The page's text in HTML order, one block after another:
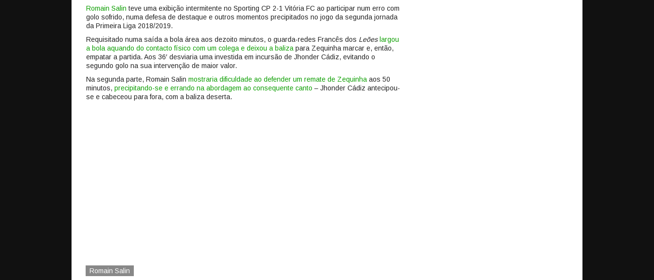
Romain Salin teve uma exibição intermitente no Sporting CP 2-1 Vitória FC ao participar num erro com
golo sofrido, numa defesa de destaque e outros momentos precipitados no jogo da segunda jornada
da Primeira Liga 2018/2019.
Requisitado numa saída a bola área aos dezoito minutos, o guarda-redes Francês dos Leões largou
a bola aquando do contacto físico com um colega e deixou a baliza para Zequinha marcar e, então,
empatar a partida. Aos 36′ desviaria uma investida em incursão de Jhonder Cádiz, evitando o
segundo golo na sua intervenção de maior valor.
Na segunda parte, Romain Salin mostraria dificuldade ao defender um remate de Zequinha aos 50
minutos, precipitando-se e errando na abordagem ao consequente canto – Jhonder Cádiz antecipou-
se e cabeceou para fora, com a baliza deserta.
Romain Salin